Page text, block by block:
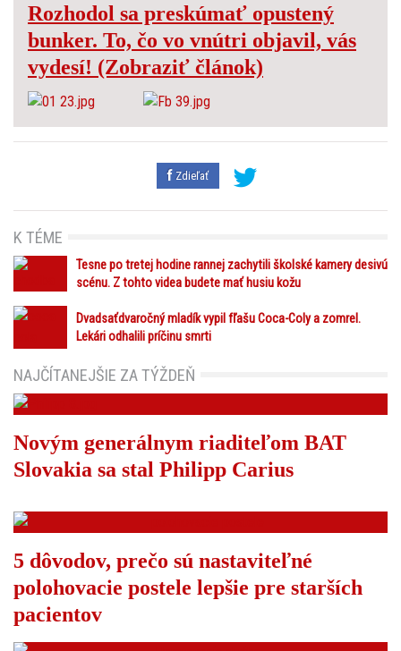
Rozhodol sa preskúmať opustený
bunker. To, čo vo vnútri objavil, vás
vydesí! (Zobraziť článok)
Zdieľať
K TÉME
Tesne po tretej hodine rannej zachytili školské kamery desivú
scénu. Z tohto videa budete mať husiu kožu
Dvadsaťdvaročný mladík vypil fľašu Coca-Coly a zomrel.
Lekári odhalili príčinu smrti
NAJČÍTANEJŠIE ZA TÝŽDEŇ
Novým generálnym riaditeľom BAT
Slovakia sa stal Philipp Carius
5 dôvodov, prečo sú nastaviteľné
polohovacie postele lepšie pre starších
pacientov